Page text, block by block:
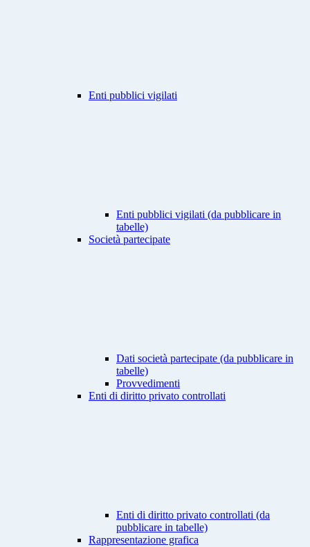
Enti pubblici vigilati
Enti pubblici vigilati (da pubblicare in
tabelle)
Società partecipate
Dati società partecipate (da pubblicare in
tabelle)
Provvedimenti
Enti di diritto privato controllati
Enti di diritto privato controllati (da
pubblicare in tabelle)
Rappresentazione grafica